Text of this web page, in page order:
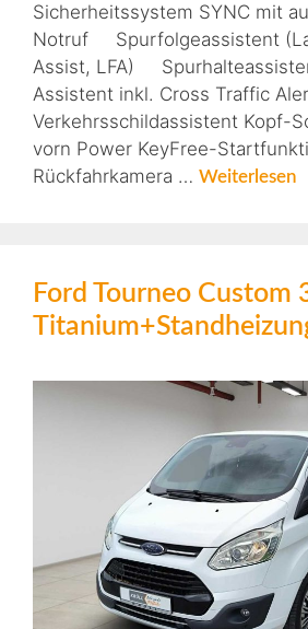
Sicherheitssystem SYNC mit
Notruf Spurfolgeassistent
Assist, LFA)
Assistent inkl. Cross Traffic
Verkehrsschildassistent Kopf-
vorn Power KeyFree-
Rückfahrkamera … Weiterlesen
Ford Tourneo Custom